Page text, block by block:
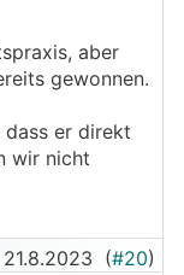
dem
werden.
so
aber
gewonnen.
er direkt
wir nicht
21.8.2023 (#20)